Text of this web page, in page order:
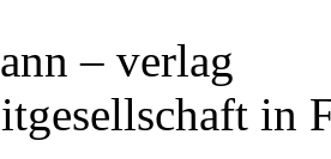
– verlag
in